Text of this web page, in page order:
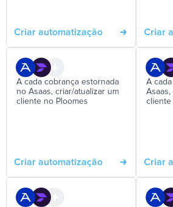
Criar automatização Criar
A cada cobrança estornada
no Asaas, criar/atualizar um
cliente no Ploomes
Criar automatização
A
cliente
Criar